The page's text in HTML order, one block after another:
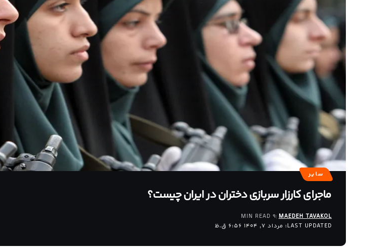
سایر
ماجرای کارزار سربازی دختران در ایران چیست؟
LAST UPDATED: مرداد 7, 1404 6:56 ق.ظ
MAEDEH TAVAKOL
9 MIN READ